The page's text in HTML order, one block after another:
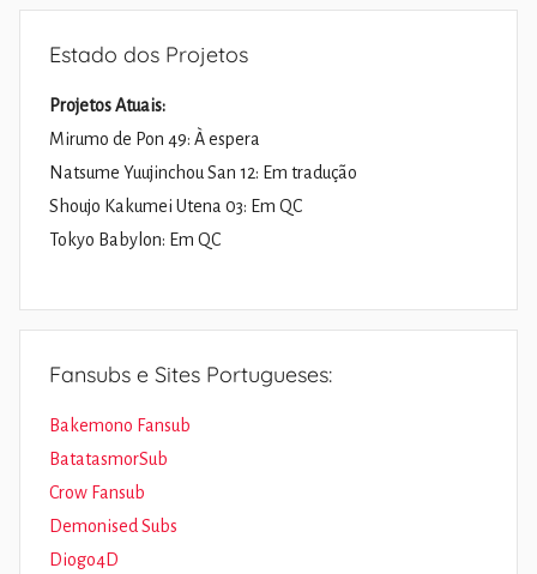
Estado dos Projetos
Projetos Atuais:
Mirumo de Pon 49: À espera
Natsume Yuujinchou San 12: Em tradução
Shoujo Kakumei Utena 03: Em QC
Tokyo Babylon: Em QC
Fansubs e Sites Portugueses:
Bakemono Fansub
BatatasmorSub
Crow Fansub
Demonised Subs
Diogo4D